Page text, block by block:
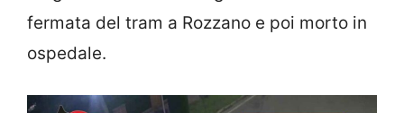
fermata del tram a Rozzano e poi morto in
ospedale.